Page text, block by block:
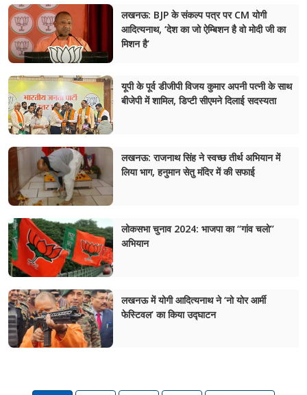
लखनऊ: BJP के संकल्प पत्र पर CM योगी
आदित्यनाथ, ‘देश का जो ऐम्बिशन है वो मोदी जी का
मिशन है’
यूपी के पूर्व डीजीपी विजय कुमार अपनी पत्नी के साथ
बीजेपी में शामिल, डिप्टी सीएमने द‍िलाई सदस्‍यता
लखनऊ: राजनाथ सिंह ने स्वच्छ तीर्थ अभियान में
लिया भाग, हनुमान सेतु मंदिर में की सफाई
लोकसभा चुनाव 2024: भाजपा का “गांव चलो”
अभियान
लखनऊ में योगी आदित्यनाथ ने ‘नो योर आर्मी
फेस्टिवल’ का किया उद्घाटन